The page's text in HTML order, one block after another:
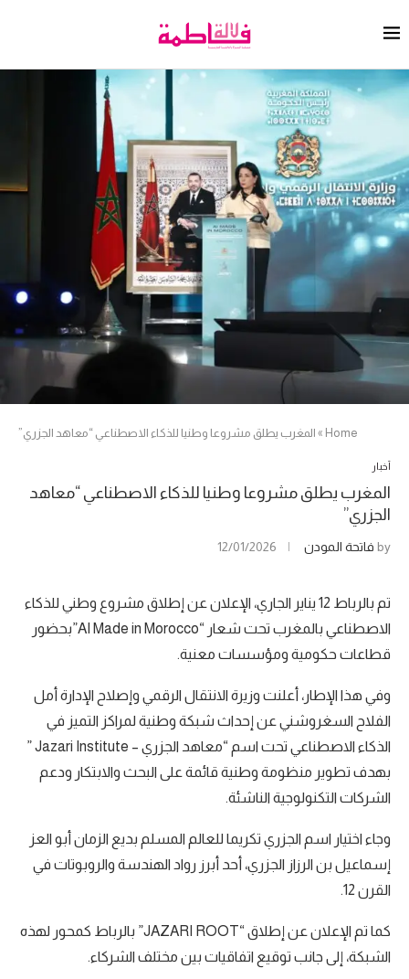
Home
» المغرب يطلق مشروعا وطنيا للذكاء الاصطناعي “معاهد الجزري”
أخبار
المغرب يطلق مشروعا وطنيا للذكاء الاصطناعي “معاهد
الجزري”
by فاتحة المودن 12/01/2026
تم بالرباط 12 يناير الجاري، الإعلان عن إطلاق مشروع وطني للذكاء
الاصطناعي بالمغرب تحت شعار “AI Made in Morocco”بحضور
قطاعات حكومية ومؤسسات معنية.
وفي هذا الإطار، أعلنت وزيرة الانتقال الرقمي وإصلاح الإدارة أمل
الفلاح السغروشني عن إحداث شبكة وطنية لمراكز التميز في
الذكاء الاصطناعي تحت اسم “معاهد الجزري – Jazari Institute ”
بهدف تطوير منظومة وطنية قائمة على البحث والابتكار ودعم
الشركات التكنولوجية الناشئة.
وجاء اختيار اسم الجزري تكريما للعالم المسلم بديع الزمان أبو العز
إسماعيل بن الرزاز الجزري، أحد أبرز رواد الهندسة والروبوتات في
القرن 12.
كما تم الإعلان عن إطلاق “JAZARI ROOT” بالرباط كمحور لهذه
الشبكة، إلى جانب توقيع اتفاقيات بين مختلف الشركاء.